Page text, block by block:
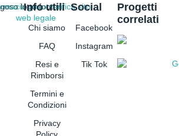
Info utili
Chi siamo
FAQ
Resi e
Rimborsi
Termini e
Condizioni
Privacy
Policy
Social
Facebook
Instagram
Tik Tok
Progetti
correlati